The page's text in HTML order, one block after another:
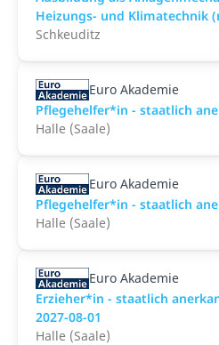
Heizungs- und Klimatechnik
Schkeuditz
Euro Akademie
Pflegehelfer*in - staatlich
Halle (Saale)
Euro Akademie
Pflegehelfer*in - staatlich
Halle (Saale)
Euro Akademie
Erzieher*in - staatlich
2027-08-01
Halle (Saale)